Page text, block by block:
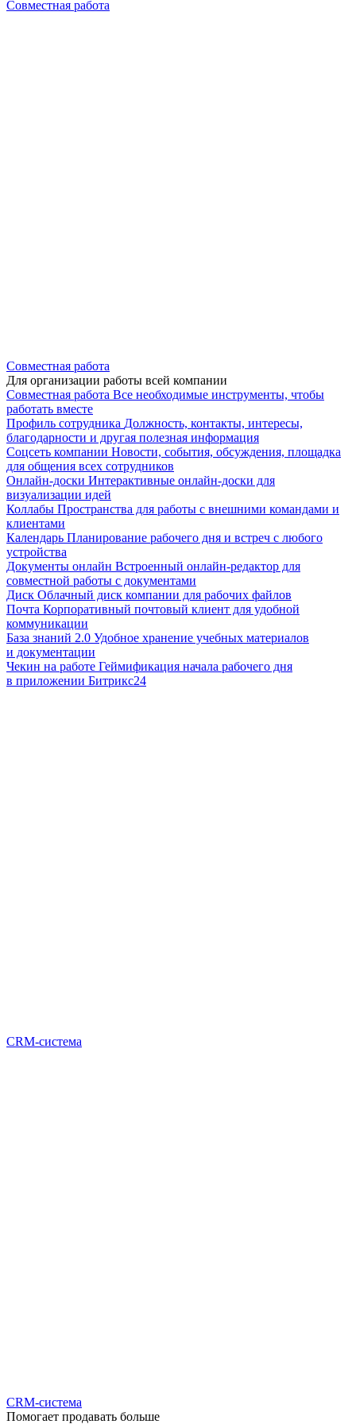
Совместная работа
Совместная работа
Для организации работы всей компании
Совместная работа Все необходимые инструменты, чтобы
работать вместе
Профиль сотрудника Должность, контакты, интересы,
благодарности и другая полезная информация
Соцсеть компании Новости, события, обсуждения, площадка
для общения всех сотрудников
Онлайн-доски Интерактивные онлайн-доски для
визуализации идей
Коллабы Пространства для работы с внешними командами и
клиентами
Календарь Планирование рабочего дня и встреч с любого
устройства
Документы онлайн Встроенный онлайн-редактор для
совместной работы с документами
Диск Облачный диск компании для рабочих файлов
Почта Корпоративный почтовый клиент для удобной
коммуникации
База знаний 2.0 Удобное хранение учебных материалов
и документации
Чекин на работе Геймификация начала рабочего дня
в приложении Битрикс24
CRM-система
CRM-система
Помогает продавать больше